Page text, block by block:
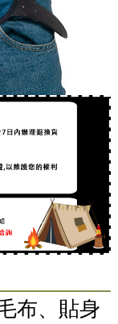
布、貼身